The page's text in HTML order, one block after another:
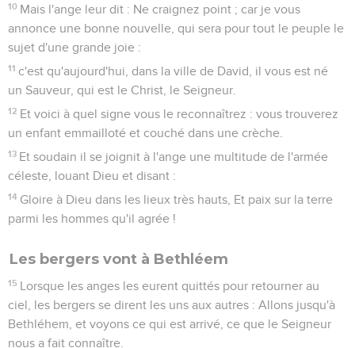
10 Mais l'ange leur dit : Ne craignez point ; car je vous
annonce une bonne nouvelle, qui sera pour tout le peuple le
sujet d'une grande joie :
11 c'est qu'aujourd'hui, dans la ville de David, il vous est né
un Sauveur, qui est le Christ, le Seigneur.
12 Et voici à quel signe vous le reconnaîtrez : vous trouverez
un enfant emmailloté et couché dans une crèche.
13 Et soudain il se joignit à l'ange une multitude de l'armée
céleste, louant Dieu et disant :
14 Gloire à Dieu dans les lieux très hauts, Et paix sur la terre
parmi les hommes qu'il agrée !
Les bergers vont à Bethléem
15 Lorsque les anges les eurent quittés pour retourner au
ciel, les bergers se dirent les uns aux autres : Allons jusqu'à
Bethléhem, et voyons ce qui est arrivé, ce que le Seigneur
nous a fait connaître.